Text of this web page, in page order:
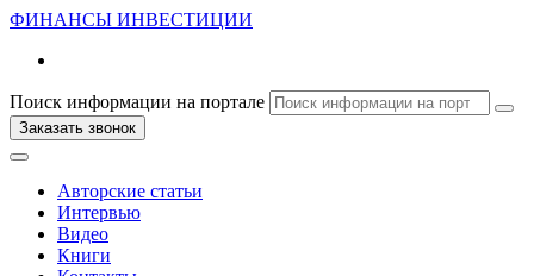
ФИНАНСЫ ИНВЕСТИЦИИ
Поиск информации на портале
Заказать звонок
Авторские статьи
Интервью
Видео
Книги